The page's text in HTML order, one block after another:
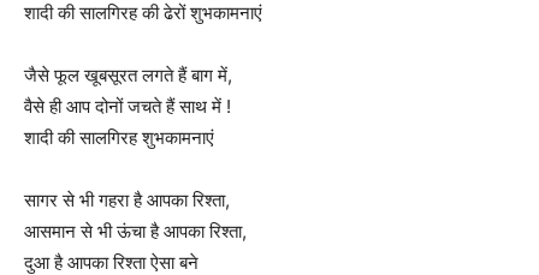
शादी की सालगिरह की ढेरों शुभकामनाएं
जैसे फूल खूबसूरत लगते हैं बाग में,
वैसे ही आप दोनों जचते हैं साथ में !
शादी की सालगिरह शुभकामनाएं
सागर से भी गहरा है आपका रिश्ता,
आसमान से भी ऊंचा है आपका रिश्ता,
दुआ है आपका रिश्ता ऐसा बने